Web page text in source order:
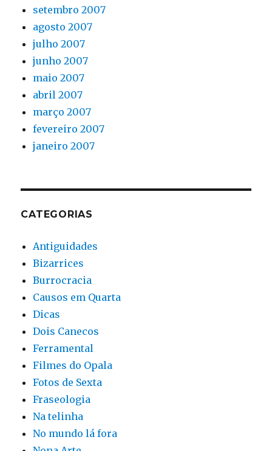
setembro 2007
agosto 2007
julho 2007
junho 2007
maio 2007
abril 2007
março 2007
fevereiro 2007
janeiro 2007
CATEGORIAS
Antiguidades
Bizarrices
Burrocracia
Causos em Quarta
Dicas
Dois Canecos
Ferramental
Filmes do Opala
Fotos de Sexta
Fraseologia
Na telinha
No mundo lá fora